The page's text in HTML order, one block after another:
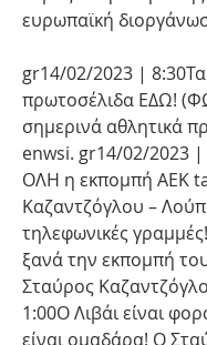
ευρωπαϊκή
gr14/02/2023 |
πρωτοσέλιδα ΕΔΩ!
σημερινά αθλητικά
enwsi. gr14/02/2023 |
ΟΛΗ η εκπομπή AEK
Καζαντζόγλου –
τηλεφωνικές
ξανά την εκπομπή
Σταύρος
1:00Ο Λιβάι είναι
είναι ομαδάρα! Ο